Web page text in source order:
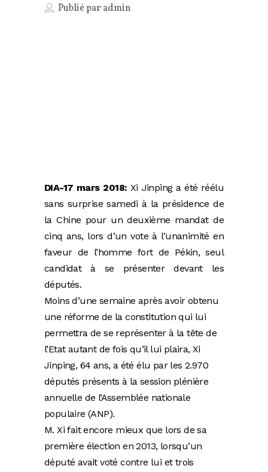
Publié paradmin
DIA-17 mars 2018: Xi Jinping a été réélu
sans surprise samedi à la présidence de
la Chine pour un deuxième mandat de
cinq ans, lors d’un vote à l’unanimité en
faveur de l’homme fort de Pékin, seul
candidat à se présenter devant les
députés.
Moins d’une semaine après avoir obtenu
une réforme de la constitution qui lui
permettra de se représenter à la tête de
l’Etat autant de fois qu’il lui plaira, Xi
Jinping, 64 ans, a été élu par les 2.970
députés présents à la session plénière
annuelle de l’Assemblée nationale
populaire (ANP).
M. Xi fait encore mieux que lors de sa
première élection en 2013, lorsqu’un
député avait voté contre lui et trois